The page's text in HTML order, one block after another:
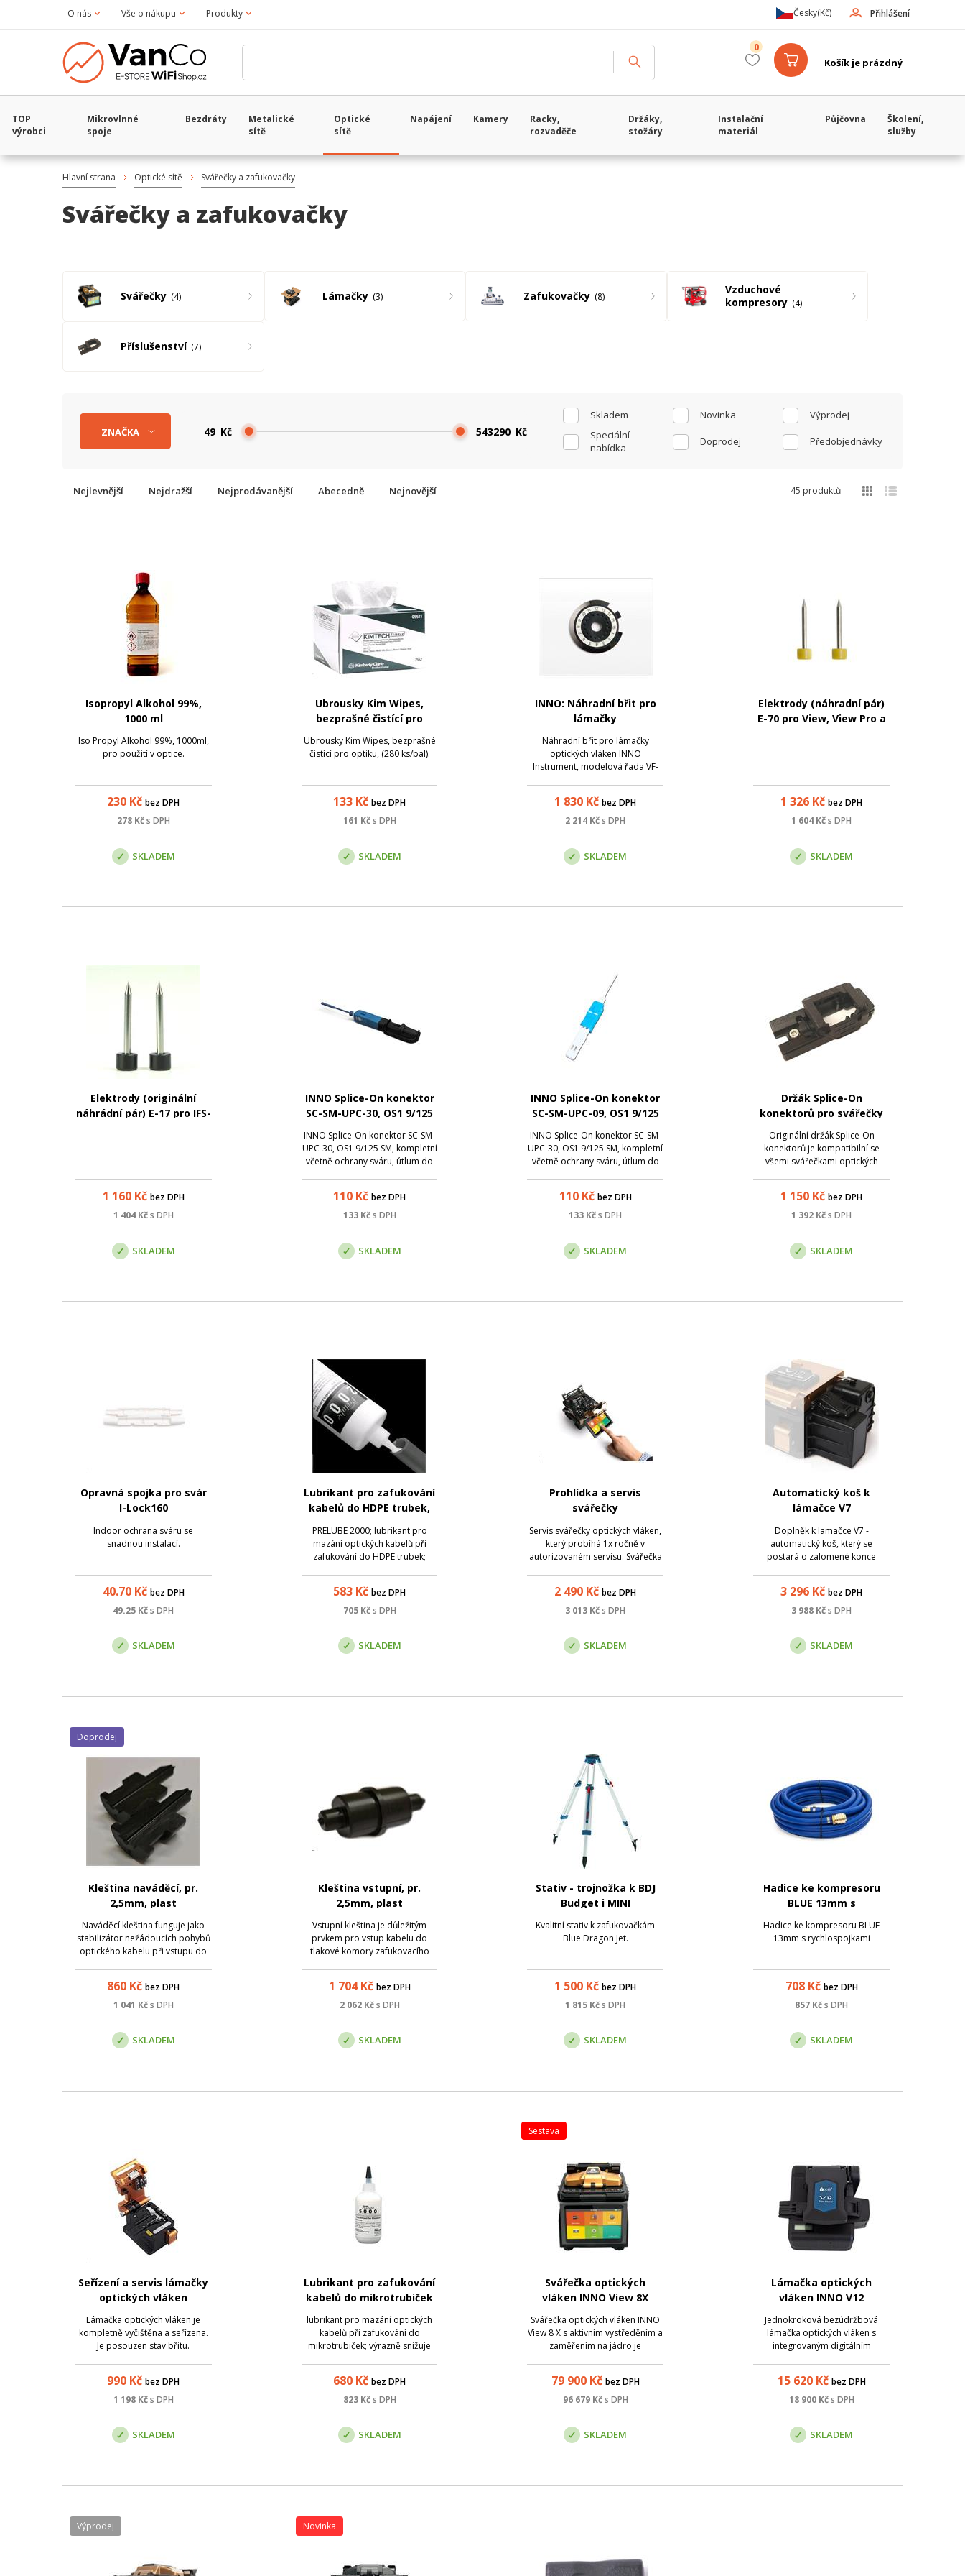
O nás Vše o nákupu Produkty Přihlášení
Česky(Kč)
Košík je prázdný
0
TOP
výrobci
Mikrovlnné
spoje
Bezdráty
Metalické
sítě
Optické
sítě
Napájení Kamery
Racky,
rozvaděče
Držáky,
stožáry
Instalační
materiál
Půjčovna
Školení,
služby
Hlavní strana Optické sítě Svářečky a zafukovačky
Svářečky a zafukovačky
Svářečky 4 Lámačky 3 Zafukovačky 8
Vzduchové
kompresory 4
Příslušenství 7
Skladem Novinka
Výprodej
Speciální
nabídka
Doprodej Předobjednávky
Kč Kč
ZNAČKA
Nejlevnější Nejdražší Nejprodávanější Abecedně Nejnovější 45 produktů
Isopropyl Alkohol 99%,
1000 ml
Iso Propyl Alkohol 99%, 1000ml,
pro použití v optice.
230 Kč bez DPH
278Kčs DPH
SKLADEM
Ubrousky Kim Wipes,
bezprašné čistící pro
optiku, (280 ks/bal).
Ubrousky Kim Wipes, bezprašné
čistící pro optiku, (280 ks/bal).
133 Kč bez DPH
161 Kč s DPH
SKLADEM
INNO: Náhradní břit pro
lámačky
Náhradní břit pro lámačky
optických vláken INNO
Instrument, modelová řada VF-
1 830 Kč bez DPH
2 214 Kčs DPH
SKLADEM
Elektrody (náhradní pár)
E-70 pro View, View Pro a
1 326 Kč bez DPH
1 604 Kčs DPH
SKLADEM
Elektrody (originální
náhrádní pár) E-17 pro IFS-
1 160Kč bez DPH
1 404Kčs DPH
SKLADEM
INNO Splice-On konektor
SC-SM-UPC-30, OS1 9/125
SM, kompletní včetně
ochrany sváru, útlum do
0,2dB
INNO Splice-On konektor SC-SM-
UPC-30, OS1 9/125 SM, kompletní
včetně ochrany sváru, útlum do
110 Kč bez DPH
133Kč s DPH
SKLADEM
INNO Splice-On konektor
SC-SM-UPC-09, OS1 9/125
SM, kompletní včetně
ochrany sváru, útlum do
0,2dB
INNO Splice-On konektor SC-SM-
UPC-30, OS1 9/125 SM, kompletní
včetně ochrany sváru, útlum do
110Kč bez DPH
133 Kčs DPH
SKLADEM
Držák Splice-On
konektorů pro svářečky
INNO
Originální držák Splice-On
konektorů je kompatibilní se
všemi svářečkami optických
1 150 Kč bez DPH
1 392 Kčs DPH
SKLADEM
Opravná spojka pro svár
I-Lock160
Indoor ochrana sváru se
snadnou instalací.
40.70Kč bez DPH
49.25 Kčs DPH
SKLADEM
Lubrikant pro zafukování
kabelů do HDPE trubek,
PRELUBE 2000; lubrikant pro
mazání optických kabelů při
zafukování do HDPE trubek;
5000 je pak koncetrovaná
varianta pro zafukování do
583 Kč bez DPH
705Kč s DPH
SKLADEM
Prohlídka a servis
svářečky
Servis svářečky optických vláken,
který probíhá 1x ročně v
autorizovaném servisu. Svářečka
posouzen stav elektrod, baterie
a celkový stav zařízení. Je
2 490 Kč bez DPH
3 013 Kčs DPH
SKLADEM
Automatický koš k
lámačce V7
Doplněk k lamačce V7 -
automatický koš, který se
postará o zalomené konce
vaší práce při svařování
optických vláken.
3 296 Kč bez DPH
3 988 Kčs DPH
SKLADEM
Kleština naváděcí, pr.
2,5mm, plast
Naváděcí kleština funguje jako
stabilizátor nežádoucích pohybů
optického kabelu při vstupu do
NESMAT. Zajišťuje správný úhel a
směr, usnadňující optimální práci
860 Kč bez DPH
1 041 Kčs DPH
Doprodej
SKLADEM
Kleština vstupní, pr.
2,5mm, plast
Vstupní kleština je důležitým
prvkem pro vstup kabelu do
tlakové komory zafukovacího
používat kleštiny o vhodném
průměru, s ohledem na průměr
1 704Kč bez DPH
2 062Kč s DPH
SKLADEM
Stativ - trojnožka k BDJ
Budget i MINI
Kvalitní stativ k zafukovačkám
Blue Dragon Jet.
1 500 Kč bez DPH
1 815 Kčs DPH
SKLADEM
Hadice ke kompresoru
BLUE 13mm s
Hadice ke kompresoru BLUE
13mm s rychlospojkami
708Kč bez DPH
857 Kčs DPH
SKLADEM
Seřízení a servis lámačky
optických vláken
Lámačka optických vláken je
kompletně vyčištěna a seřízena.
Je posouzen stav břitu.
Pravidelný servis pomáhá
urdžovat Vaše zařízení v
990 Kč bez DPH
1 198Kčs DPH
SKLADEM
Lubrikant pro zafukování
kabelů do mikrotrubiček
5000, 240ml
lubrikant pro mazání optických
kabelů při zafukování do
mikrotrubiček; výrazně snižuje
lubrikantu:
680 Kč bez DPH
823Kč s DPH
SKLADEM
Svářečka optických
vláken INNO View 8X
Svářečka optických vláken INNO
View 8 X s aktivním vystředěním a
zaměřením na jádro je
o IoT modul . Díky němu lze mít
přehled o využití, stavu a v
79 900Kč bez DPH
96 679Kčs DPH
sestava
SKLADEM
Lámačka optických
vláken INNO V12
Jednokroková bezúdržbová
lámačka optických vláken s
integrovaným digitálním
vlákna 250 µm, 900 µm, 3.0 mm
nebo flat kabel.
15 620Kč bez DPH
18 900Kč s DPH
SKLADEM
Výprodej Novinka